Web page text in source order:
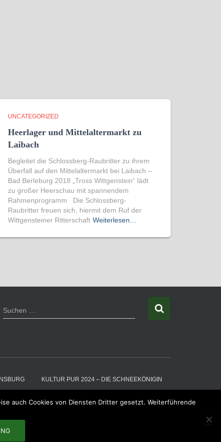
UNCATEGORIZED
Heerlager und Mittelaltermarkt zu
Laibach
Begleitet die Schlossberg-Raubritter zu ihrem
Überfall auf den Mittelaltermarkt bei Laibach –
Bad Berleburg 2018 „Tross Wittgenstein“ lädt
zu großer Heerschau mit spannendem
Rahmenprogramm Die Schlossberg-
Raubritter freuen sich, hiermit dem Ruf der
Wittgensteiner Ritterschaft Weiterlesen…
u
:
Suchen …
KULTUR PUR 2024 – DIE SCHNEEKÖNIGIN
BILDER CHRONIK KONTAKT
auch Cookies von Diensten Dritter gesetzt. Weiterführende